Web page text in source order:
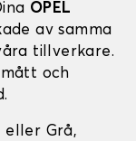
OPEL
av samma
tillverkare.
och
eller Grå,